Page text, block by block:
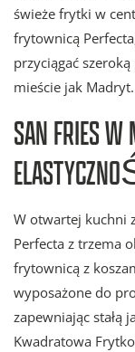
świeże frytki w
frytownicą
przyciągać
mieście jak Madryt.
SAN FRIES W
W otwartej kuchni
Perfecta z trzema
frytownicą z
wyposażone do
zapewniając stałą
Kwadratowa